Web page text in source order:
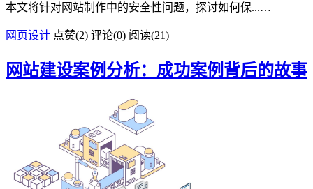
本文将针对网站制作中的安全性问题，探讨如何保...…
网页设计 点赞(2) 评论(0) 阅读(21)
网站建设案例分析：成功案例背后的故事